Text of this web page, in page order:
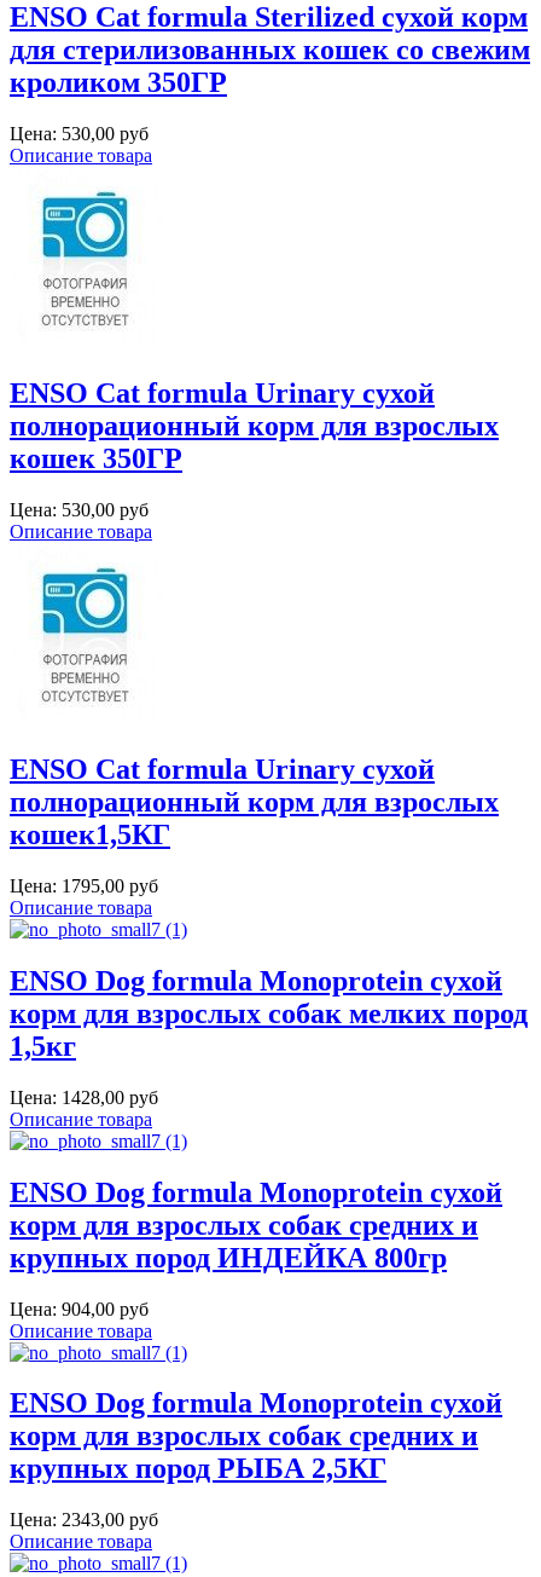
ENSO Cat formula Sterilized сухой корм
для стерилизованных кошек со свежим
кроликом 350ГР
Цена: 530,00 руб
Описание товара
ENSO Cat formula Urinary сухой
полнорационный корм для взрослых
кошек 350ГР
Цена: 530,00 руб
Описание товара
ENSO Cat formula Urinary сухой
полнорационный корм для взрослых
кошек1,5КГ
Цена: 1795,00 руб
Описание товара
ENSO Dog formula Monoprotein сухой
корм для взрослых собак мелких пород
1,5кг
Цена: 1428,00 руб
Описание товара
ENSO Dog formula Monoprotein сухой
корм для взрослых собак средних и
крупных пород ИНДЕЙКА 800гр
Цена: 904,00 руб
Описание товара
ENSO Dog formula Monoprotein сухой
корм для взрослых собак средних и
крупных пород РЫБА 2,5КГ
Цена: 2343,00 руб
Описание товара